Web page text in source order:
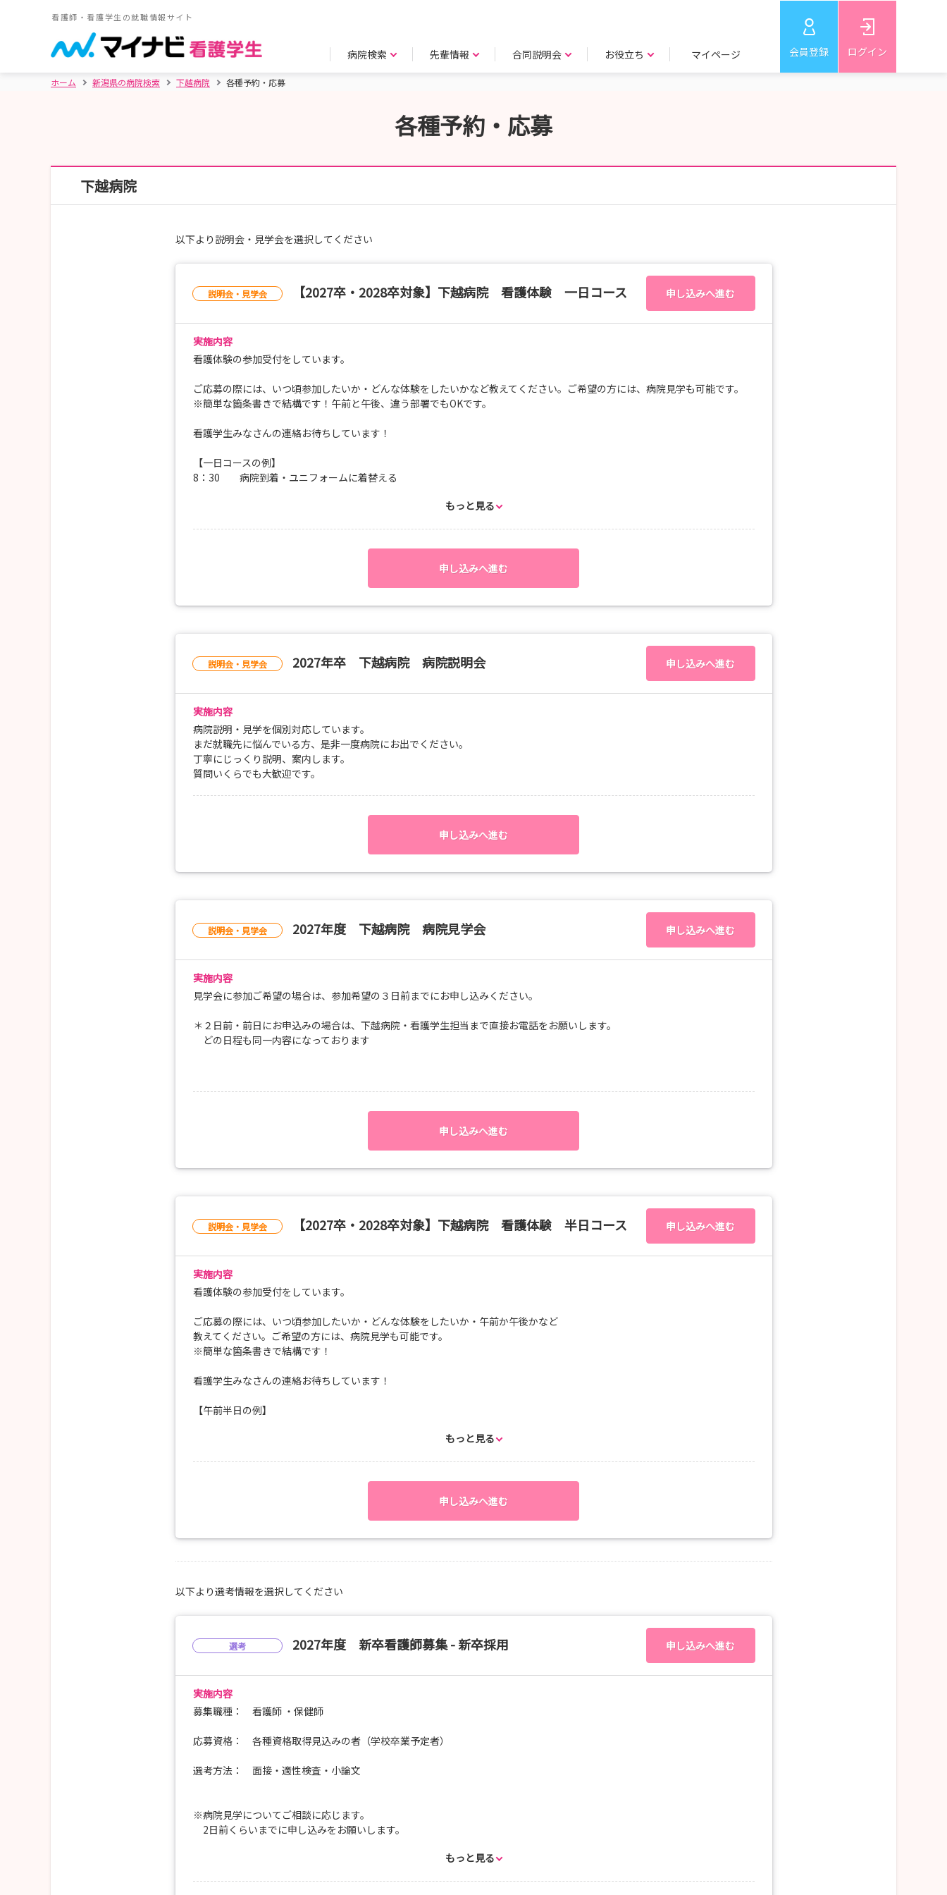
看護師・看護学生の就職情報サイト
病院検索 先輩情報 合同説明会 お役立ち マイページ 会員登録 ログイン
ホーム 新潟県の病院検索 下越病院 各種予約・応募
各種予約・応募
下越病院
以下より説明会・見学会を選択してください
説明会・見学会 【2027卒・2028卒対象】下越病院 看護体験 一日コース 申し込みへ進む
実施内容
看護体験の参加受付をしています。
ご応募の際には、いつ頃参加したいか・どんな体験をしたいかなど教えてください。ご希望の方には、病院見学も可能です。
※簡単な箇条書きで結構です！午前と午後、違う部署でもOKです。
看護学生みなさんの連絡お待ちしています！
【一日コースの例】
8：30 病院到着・ユニフォームに着替える
13：30 カンファレンス/リシャッフル見学
※新型コロナウイルス感染症対策のため、その都度受入れ可否の判断をします。
もっと見る
申し込みへ進む
説明会・見学会 2027年卒 下越病院 病院説明会 申し込みへ進む
実施内容
病院説明・見学を個別対応しています。
まだ就職先に悩んでいる方、是非一度病院にお出でください。
丁寧にじっくり説明、案内します。
質問いくらでも大歓迎です。
申し込みへ進む
説明会・見学会 2027年度 下越病院 病院見学会 申し込みへ進む
実施内容
見学会に参加ご希望の場合は、参加希望の３日前までにお申し込みください。
＊２日前・前日にお申込みの場合は、下越病院・看護学生担当まで直接お電話をお願いします。
どの日程も同一内容になっております
申し込みへ進む
説明会・見学会 【2027卒・2028卒対象】下越病院 看護体験 半日コース 申し込みへ進む
実施内容
看護体験の参加受付をしています。
ご応募の際には、いつ頃参加したいか・どんな体験をしたいか・午前か午後かなど
教えてください。ご希望の方には、病院見学も可能です。
※簡単な箇条書きで結構です！
看護学生みなさんの連絡お待ちしています！
【午前半日の例】
13：30 カンファレンス/リシャッフル見学
14：00 担当看護師にシャドウイング
17：00 終了
一人ひとりの希望をお聞きした上で体験内容を組み立てますので、病院の雰囲気や業務内容を知る機会として最適です。
※新型コロナウイルス感染症対策のため、その都度受入れ可否の判断をします。
もっと見る
申し込みへ進む
以下より選考情報を選択してください
選考 2027年度 新卒看護師募集 - 新卒採用 申し込みへ進む
実施内容
募集職種： 看護師 ・保健師
応募資格： 各種資格取得見込みの者（学校卒業予定者）
選考方法： 面接・適性検査・小論文
※病院見学についてご相談に応じます。
2日前くらいまでに申し込みをお願いします。
もっと見る